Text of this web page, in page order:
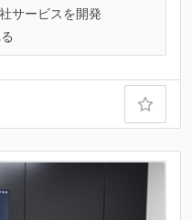
サービスを開発